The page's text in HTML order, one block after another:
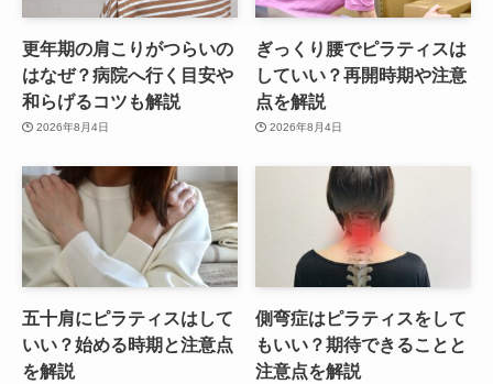
更年期の肩こりがつらいの
はなぜ？病院へ行く目安や
和らげるコツも解説
2026年8月4日
ぎっくり腰でピラティスは
していい？再開時期や注意
点を解説
2026年8月4日
五十肩にピラティスはして
いい？始める時期と注意点
を解説
側弯症はピラティスをして
もいい？期待できることと
注意点を解説